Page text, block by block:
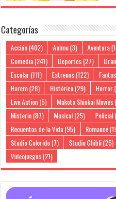
Categorías
Acción(402) Anime(3) Aventura
Comedia(241) Deportes(27)
Escolar(111) Estrenos(122)
Harem(28) Histórico(29) Horror
Live Action(5) Makoto Shinkai Movies
Misterio(87) Musical(25) Policial
Recuentos de la Vida(95) Romance
Studio Colorido(7) Studio Ghibli(25)
Videojuegos(21)